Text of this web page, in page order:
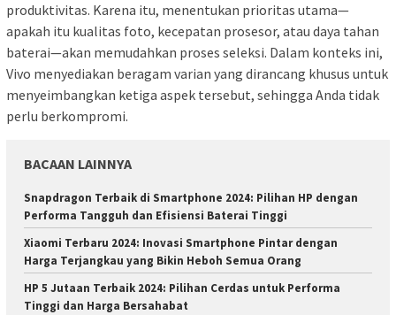
produktivitas. Karena itu, menentukan prioritas utama—
apakah itu kualitas foto, kecepatan prosesor, atau daya tahan
baterai—akan memudahkan proses seleksi. Dalam konteks ini,
Vivo menyediakan beragam varian yang dirancang khusus untuk
menyeimbangkan ketiga aspek tersebut, sehingga Anda tidak
perlu berkompromi.
BACAAN LAINNYA
Snapdragon Terbaik di Smartphone 2024: Pilihan HP dengan
Performa Tangguh dan Efisiensi Baterai Tinggi
Xiaomi Terbaru 2024: Inovasi Smartphone Pintar dengan
Harga Terjangkau yang Bikin Heboh Semua Orang
HP 5 Jutaan Terbaik 2024: Pilihan Cerdas untuk Performa
Tinggi dan Harga Bersahabat